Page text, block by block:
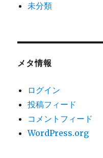
未分類
メタ情報
ログイン
投稿フィード
コメントフィード
WordPress.org